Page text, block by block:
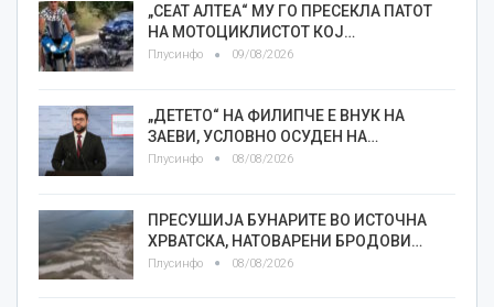
„СЕАТ АЛТЕА“ МУ ГО ПРЕСЕКЛА ПАТОТ
НА МОТОЦИКЛИСТОТ КОЈ…
Плусинфо 09/08/2026
„ДЕТЕТО“ НА ФИЛИПЧЕ Е ВНУК НА
ЗАЕВИ, УСЛОВНО ОСУДЕН НА…
Плусинфо 08/08/2026
ПРЕСУШИЈА БУНАРИТЕ ВО ИСТОЧНА
ХРВАТСКА, НАТОВАРЕНИ БРОДОВИ…
Плусинфо 08/08/2026